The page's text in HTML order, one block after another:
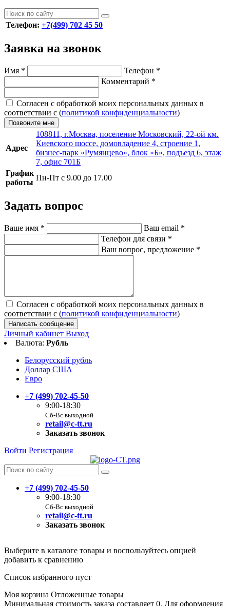
Телефон: +7(499) 702 45 50
Заявка на звонок
Имя * Телефон *
Комментарий *
Согласен с обработкой моих персональных данных в
соответствии с (политикой конфиденциальности)
Позвоните мне
Адрес
108811, г.Москва, поселение Московский, 22-ой км.
Киевского шоссе, домовладение 4, строение 1,
бизнес-парк «Румянцево», блок «Б», подъезд 6, этаж
7, офис 701Б
График
работы
Пн-Пт с 9.00 до 17.00
Задать вопрос
Ваше имя * Ваш email *
Телефон для связи *
Ваш вопрос, предложение *
Согласен с обработкой моих персональных данных в
соответствии с (политикой конфиденциальности)
Написать сообщение
Личный кабинет Выход
Валюта: Рубль
Белорусский рубль
Доллар США
Евро
+7 (499) 702-45-50
9:00-18:30
Сб-Вс выходной
retail@c-tt.ru
Заказать звонок
Войти Регистрация
+7 (499) 702-45-50
9:00-18:30
Сб-Вс выходной
retail@c-tt.ru
Заказать звонок
Выберите в каталоге товары и воспользуйтесь опцией
добавить к сравнению
Список избранного пуст
Моя корзина Отложенные товары
Минимальная стоимость заказа составляет 0. Для оформления